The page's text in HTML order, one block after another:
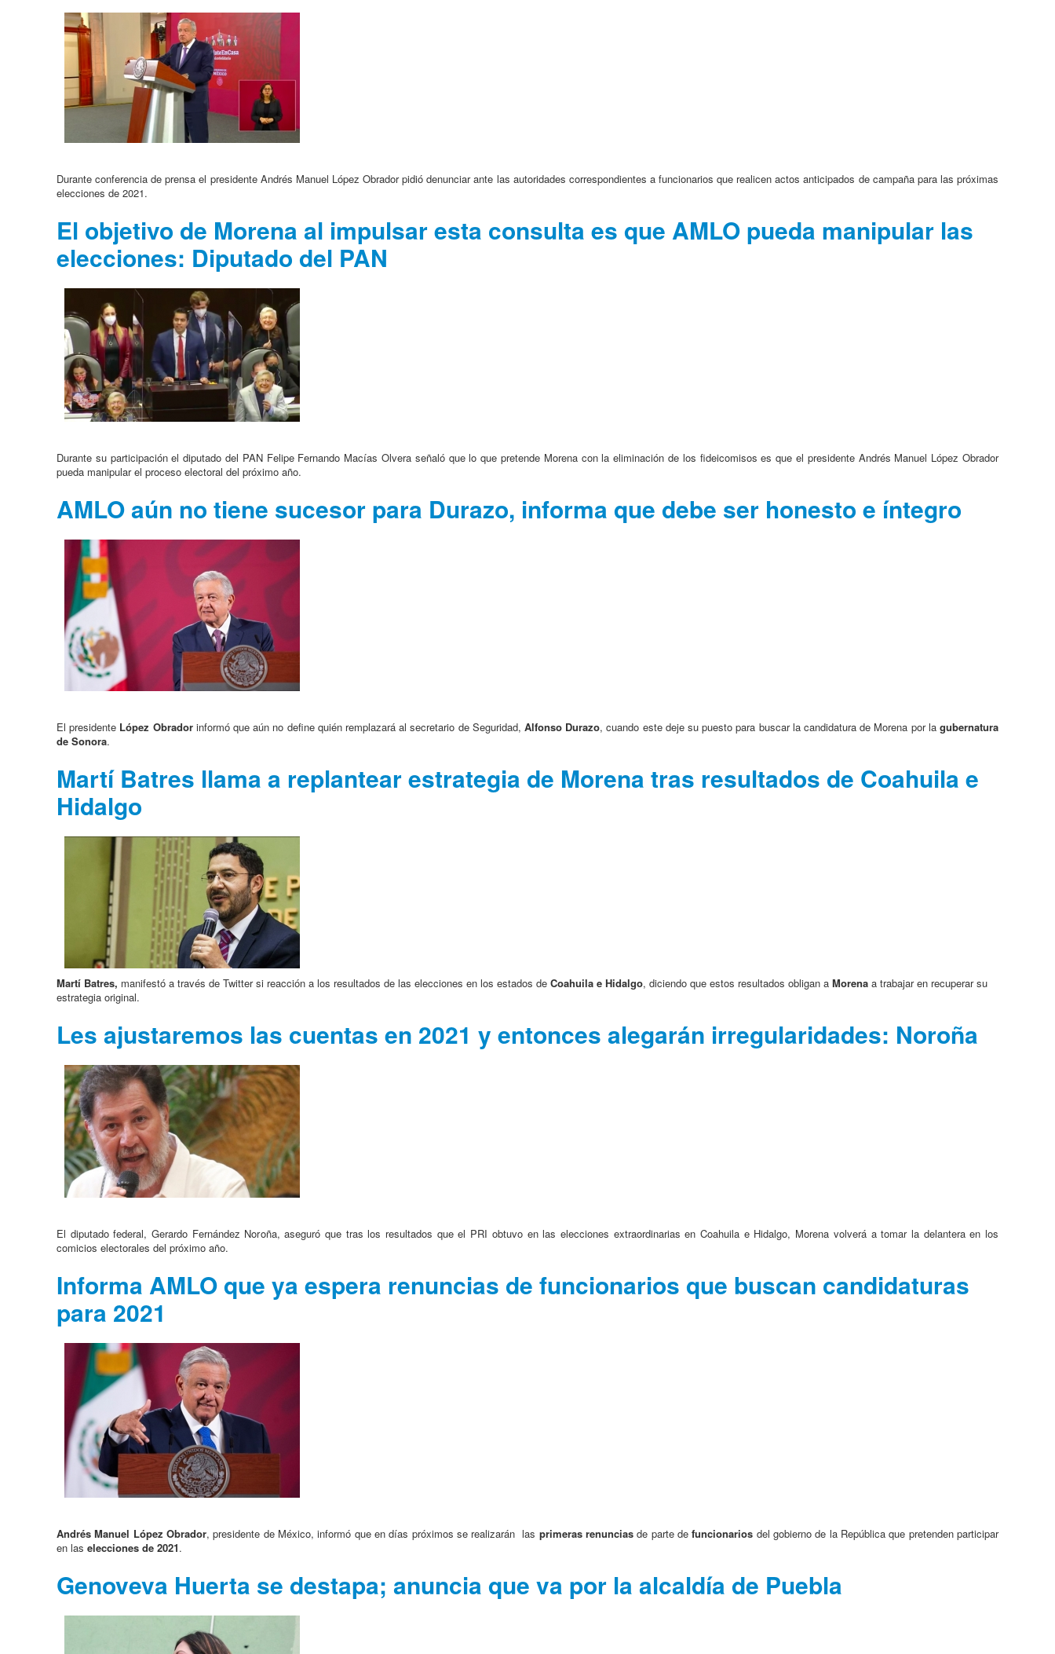
Durante conferencia de prensa el presidente Andrés Manuel López Obrador pidió denunciar ante las autoridades correspondientes a funcionarios que realicen actos anticipados de campaña para las próximas
elecciones de 2021.
El objetivo de Morena al impulsar esta consulta es que AMLO pueda manipular las
elecciones: Diputado del PAN
Durante su participación el diputado del PAN Felipe Fernando Macías Olvera señaló que lo que pretende Morena con la eliminación de los fideicomisos es que el presidente Andrés Manuel López Obrador
pueda manipular el proceso electoral del próximo año.
AMLO aún no tiene sucesor para Durazo, informa que debe ser honesto e íntegro
El presidente López Obradorinformó que aún no define quién remplazará al secretario de Seguridad,Alfonso Durazo, cuando este deje su puesto para buscar la candidatura de Morena por lagubernatura
de Sonora.
Martí Batres llama a replantear estrategia de Morena tras resultados de Coahuila e
Hidalgo
Martí Batres, manifestó a través de Twitter si reacción a los resultados de las elecciones en los estados de Coahuila e Hidalgo, diciendo que estos resultados obligan a Morena a trabajar en recuperar su
estrategia original.
Les ajustaremos las cuentas en 2021 y entonces alegarán irregularidades: Noroña
El diputado federal, Gerardo Fernández Noroña, aseguró que tras los resultados que el PRI obtuvo en las elecciones extraordinarias en Coahuila e Hidalgo, Morena volverá a tomar la delantera en los
comicios electorales del próximo año.
Informa AMLO que ya espera renuncias de funcionarios que buscan candidaturas
para 2021
Andrés Manuel López Obrador, presidente de México, informó que en días próximos se realizarán las primeras renunciasde parte defuncionarios del gobierno de la República que pretenden participar
en las elecciones de 2021.
Genoveva Huerta se destapa; anuncia que va por la alcaldía de Puebla